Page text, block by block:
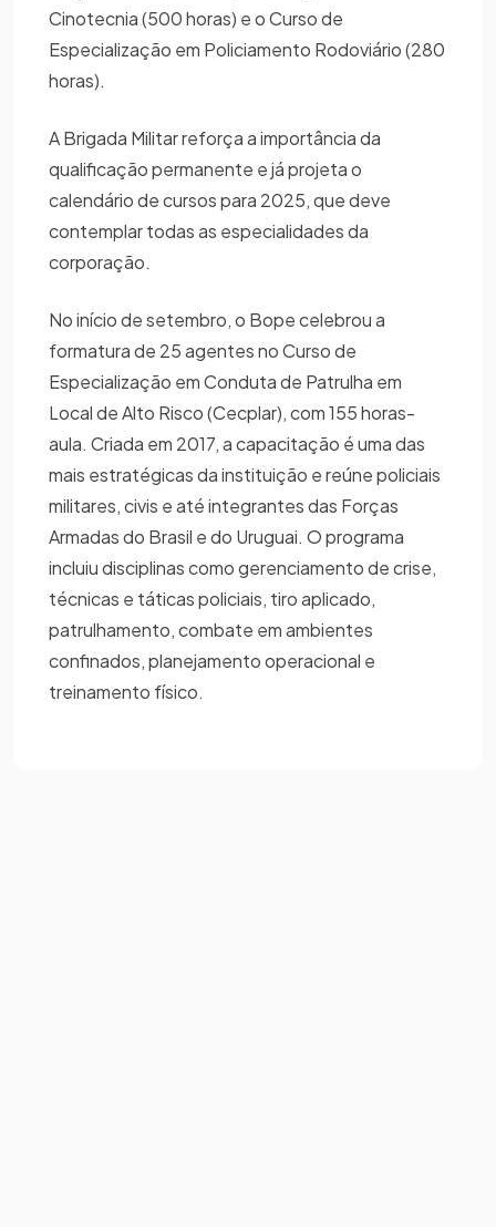
Cinotecnia (500 horas) e o Curso de
Especialização em Policiamento Rodoviário (280
horas).
A Brigada Militar reforça a importância da
qualificação permanente e já projeta o
calendário de cursos para 2025, que deve
contemplar todas as especialidades da
corporação.
No início de setembro, o Bope celebrou a
formatura de 25 agentes no Curso de
Especialização em Conduta de Patrulha em
Local de Alto Risco (Cecplar), com 155 horas-
aula. Criada em 2017, a capacitação é uma das
mais estratégicas da instituição e reúne policiais
militares, civis e até integrantes das Forças
Armadas do Brasil e do Uruguai. O programa
incluiu disciplinas como gerenciamento de crise,
técnicas e táticas policiais, tiro aplicado,
patrulhamento, combate em ambientes
confinados, planejamento operacional e
treinamento físico.